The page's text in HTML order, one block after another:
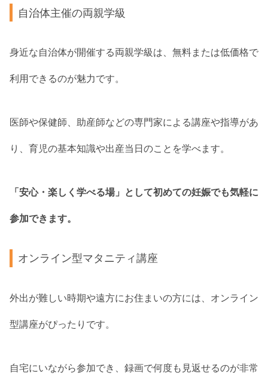
自治体主催の両親学級
身近な自治体が開催する両親学級は、無料または低価格で
利用できるのが魅力です。
医師や保健師、助産師などの専門家による講座や指導があ
り、育児の基本知識や出産当日のことを学べます。
「安心・楽しく学べる場」として初めての妊娠でも気軽に
参加できます。
オンライン型マタニティ講座
外出が難しい時期や遠方にお住まいの方には、オンライン
型講座がぴったりです。
自宅にいながら参加でき、録画で何度も見返せるのが非常